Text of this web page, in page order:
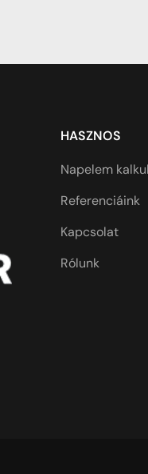
HASZNOS
Napelem
Referenciáink
Kapcsolat
Rólunk